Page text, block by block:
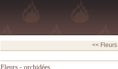
<<
Fleurs - orchidées